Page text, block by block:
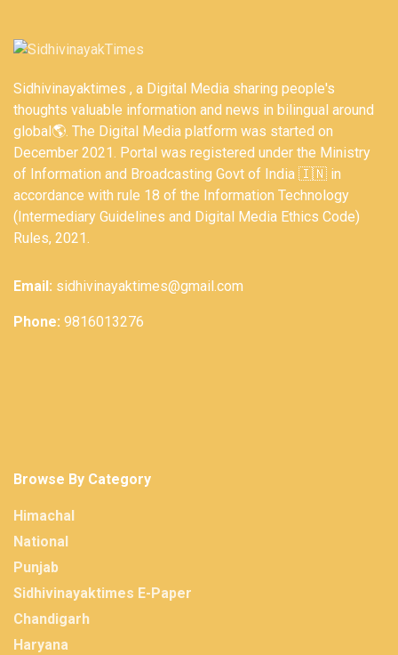
Sidhivinayaktimes , a Digital Media sharing people's
thoughts valuable information and news in bilingual around
global🌎. The Digital Media platform was started on
December 2021. Portal was registered under the Ministry
of Information and Broadcasting Govt of India 🇮🇳 in
accordance with rule 18 of the Information Technology
(Intermediary Guidelines and Digital Media Ethics Code)
Rules, 2021.
Email: sidhivinayaktimes@gmail.com
Phone: 9816013276
Browse By Category
Himachal
National
Punjab
Sidhivinayaktimes E-Paper
Chandigarh
Haryana